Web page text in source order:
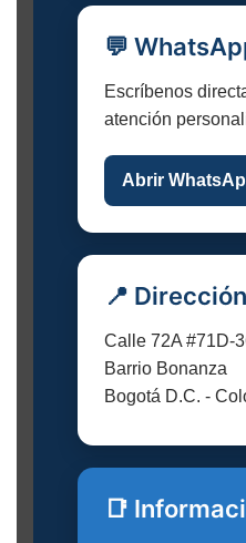
💬
Escríbenos
atención
Abrir
📍 Dirección
Calle 72A #71D-
Barrio Bonanza
Bogotá D.C. -
📑